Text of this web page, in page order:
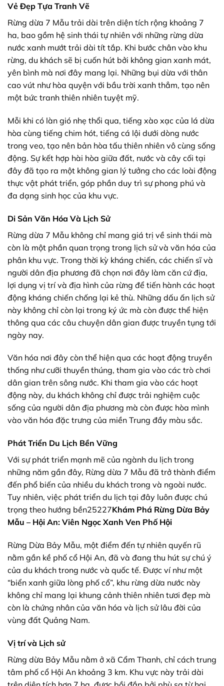
Vẻ Đẹp Tựa Tranh Vẽ
Rừng dừa 7 Mẫu trải dài trên diện tích rộng khoảng 7
ha, bao gồm hệ sinh thái tự nhiên với những rừng dừa
nước xanh mướt trải dài tít tắp. Khi bước chân vào khu
rừng, du khách sẽ bị cuốn hút bởi không gian xanh mát,
yên bình mà nơi đây mang lại. Những bụi dừa với thân
cao vút như hòa quyện với bầu trời xanh thẳm, tạo nên
một bức tranh thiên nhiên tuyệt mỹ.
Mỗi khi có làn gió nhẹ thổi qua, tiếng xào xạc của lá dừa
hòa cùng tiếng chim hót, tiếng cá lội dưới dòng nước
trong veo, tạo nên bản hòa tấu thiên nhiên vô cùng sống
động. Sự kết hợp hài hòa giữa đất, nước và cây cối tại
đây đã tạo ra một không gian lý tưởng cho các loài động
thực vật phát triển, góp phần duy trì sự phong phú và
đa dạng sinh học của khu vực.
Di Sản Văn Hóa Và Lịch Sử
Rừng dừa 7 Mẫu không chỉ mang giá trị về sinh thái mà
còn là một phần quan trọng trong lịch sử và văn hóa của
phân khu vực. Trong thời kỳ kháng chiến, các chiến sĩ và
người dân địa phương đã chọn nơi đây làm căn cứ địa,
lợi dụng vị trí và địa hình của rừng để tiến hành các hoạt
động kháng chiến chống lại kẻ thù. Những dấu ấn lịch sử
này không chỉ còn lại trong ký ức mà còn được thể hiện
thông qua các câu chuyện dân gian được truyền tụng tới
ngày nay.
Văn hóa nơi đây còn thể hiện qua các hoạt động truyền
thống như cưỡi thuyền thúng, tham gia vào các trò chơi
dân gian trên sông nước. Khi tham gia vào các hoạt
động này, du khách không chỉ được trải nghiệm cuộc
sống của người dân địa phương mà còn được hòa mình
vào văn hóa đặc trưng của miền Trung đầy màu sắc.
Phát Triển Du Lịch Bền Vững
Với sự phát triển mạnh mẽ của ngành du lịch trong
những năm gần đây, Rừng dừa 7 Mẫu đã trở thành điểm
đến phổ biến của nhiều du khách trong và ngoài nước.
Tuy nhiên, việc phát triển du lịch tại đây luôn được chú
trọng theo hướng bền25227Khám Phá Rừng Dừa Bảy
Mẫu – Hội An: Viên Ngọc Xanh Ven Phố Hội
Rừng Dừa Bảy Mẫu, một điểm đến tự nhiên quyến rũ
nằm gần kề phố cổ Hội An, đã và đang thu hút sự chú ý
của du khách trong nước và quốc tế. Được ví như một
“biển xanh giữa lòng phố cổ”, khu rừng dừa nước này
không chỉ mang lại khung cảnh thiên nhiên tươi đẹp mà
còn là chứng nhân của văn hóa và lịch sử lâu đời của
vùng đất Quảng Nam.
Vị trí và Lịch sử
Rừng dừa Bảy Mẫu nằm ở xã Cẩm Thanh, chỉ cách trung
tâm phố cổ Hội An khoảng 3 km. Khu vực này trải dài